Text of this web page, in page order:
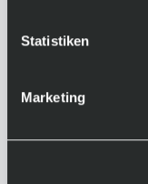
Statistiken
Marketing
(10-51): 10, 12,